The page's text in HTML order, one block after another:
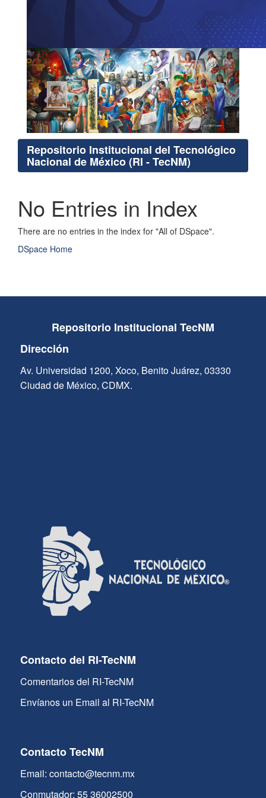
Repositorio Institucional del Tecnológico
Nacional de México (RI - TecNM)
No Entries in Index
There are no entries in the index for "All of DSpace".
DSpace Home
Repositorio Institucional TecNM
Dirección
Av. Universidad 1200, Xoco, Benito Juárez, 03330
Ciudad de México, CDMX.
Contacto del RI-TecNM
Comentarios del RI-TecNM
Envíanos un Email al RI-TecNM
Contacto TecNM
Email: contacto@tecnm.mx
Conmutador: 55 36002500